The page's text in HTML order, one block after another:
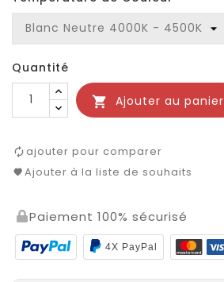
Quantité
 Ajouter au panier
ajouter pour comparer
Ajouter à la liste de souhaits
Paiement 100% sécurisé
4X PayPal